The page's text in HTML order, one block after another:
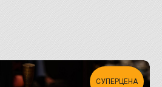
СУПЕРЦЕНА